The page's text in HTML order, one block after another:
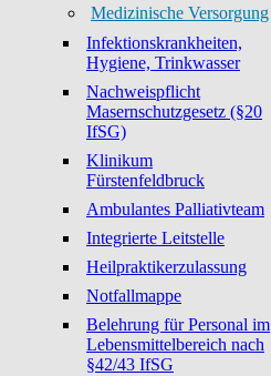
Medizinische Versorgung
Infektionskrankheiten,
Hygiene, Trinkwasser
Nachweispflicht
Masernschutzgesetz (§20
IfSG)
Klinikum
Fürstenfeldbruck
Ambulantes Palliativteam
Integrierte Leitstelle
Heilpraktikerzulassung
Notfallmappe
Belehrung für Personal im
Lebensmittelbereich nach
§42/43 IfSG